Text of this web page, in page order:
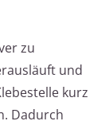
zu
und
kurz
Dadurch